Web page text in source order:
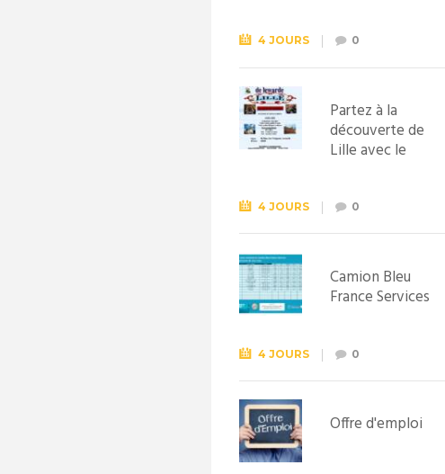
septembre
2026
4 JOURS 0
Partez à la
découverte de
Lille avec le
Lewarde, le 26
septembre !
4 JOURS 0
Camion Bleu
France Services
4 JOURS 0
Offre d'emploi